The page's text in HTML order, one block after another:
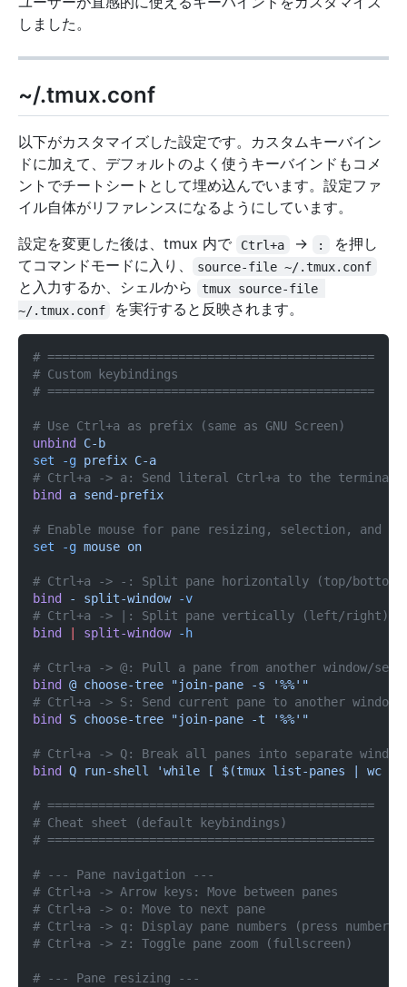
しました。
~/.tmux.conf
以下がカスタマイズした設定です。カスタムキーバイン
ドに加えて、デフォルトのよく使うキーバインドもコメ
ントでチートシートとして埋め込んでいます。設定ファ
イル自体がリファレンスになるようにしています。
設定を変更した後は、tmux 内で
Ctrl+a → :
を押し
てコマンドモードに入り、
source-file ~/.tmux.conf
と入力するか、シェルから
tmux source-file
~/.tmux.conf
を実行すると反映されます。
# =============================================
# Custom keybindings
# =============================================
# Use Ctrl+a as prefix (same as GNU Screen)
unbind
C-b
set -g prefix C-a
# Ctrl+a -> a: Send literal Ctrl+a to the terminal
bind
a send-prefix
# Enable mouse for pane resizing, selection, and
set -g mouse on
# Ctrl+a -> -: Split pane horizontally (top/bottom)
bind
- split-window -v
# Ctrl+a -> |: Split pane vertically (left/right)
bind
split-window -h
# Ctrl+a -> @: Pull a pane from another window/
bind
@ choose-tree "join-pane -s '%%'"
# Ctrl+a -> S: Send current pane to another
bind
S choose-tree "join-pane -t '%%'"
# Ctrl+a -> Q: Break all panes into separate
bind
Q run-shell 'while [ $(tmux list-panes | wc -
# =============================================
# Cheat sheet (default keybindings)
# =============================================
# --- Pane navigation ---
# Ctrl+a -> Arrow keys: Move between panes
# Ctrl+a -> o: Move to next pane
# Ctrl+a -> q: Display pane numbers (press number
# Ctrl+a -> z: Toggle pane zoom (fullscreen)
# --- Pane resizing ---